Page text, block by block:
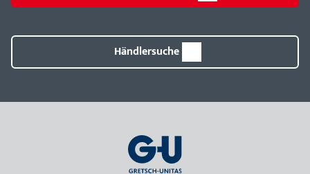
Händlersuche